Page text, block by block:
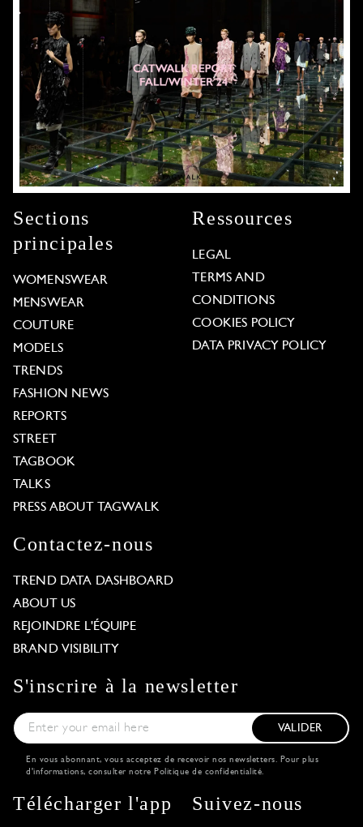
Sections
principales
WOMENSWEAR
MENSWEAR
COUTURE
MODELS
TRENDS
FASHION NEWS
REPORTS
STREET
TAGBOOK
TALKS
PRESS ABOUT TAGWALK
Ressources
LEGAL
TERMS AND
CONDITIONS
COOKIES POLICY
DATA PRIVACY POLICY
Contactez-nous
TREND DATA DASHBOARD
ABOUT US
REJOINDRE L'ÉQUIPE
BRAND VISIBILITY
S'inscrire à la newsletter
VALIDER
En vous abonnant, vous acceptez de recevoir nos newsletters. Pour plus
d'informations, consulter notre Politique de confidentialité.
Télécharger l'app Suivez-nous